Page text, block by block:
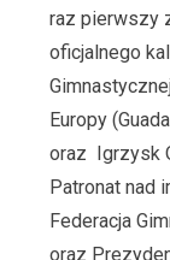
raz pierwszy
oficjalnego
Europy
oraz Igrzysk
Patronat nad
Federacja
oraz